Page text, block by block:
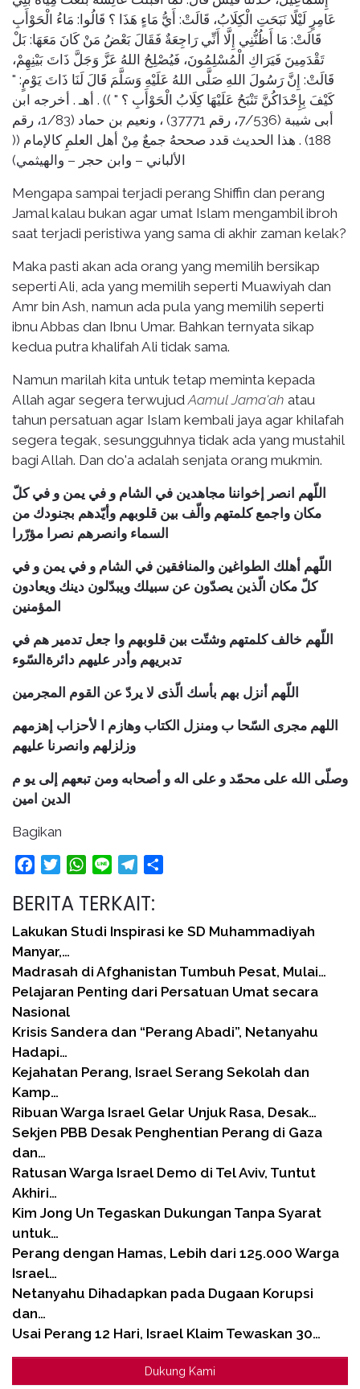
عَامِرٍ لَيْلًا نَبَحَتِ الْكِلَابُ، قَالَتْ: أَيُّ مَاءٍ هَذَا ؟ قَالُوا: مَاءُ الْحَوْأَبِ
قَالَتْ: مَا أَظُنُّنِي إِلَّا أَنِّي رَاجِعَةٌ فَقَالَ بَعْضُ مَنْ كَانَ مَعَهَا: بَلْ
تَقْدَمِينَ فَيَرَاكِ الْمُسْلِمُونَ، فَيُصْلِحُ اللهُ عَزَّ وَجَلَّ ذَاتَ بَيْنِهِمْ،
قَالَتْ: إِنَّ رَسُولَ اللهِ صَلَّى اللهُ عَلَيْهِ وَسَلَّمَ قَالَ لَنَا ذَاتَ يَوْمٍ: "
كَيْفَ بِإِحْدَاكُنَّ تَنْبَحُ عَلَيْهَا كِلَابُ الْحَوْأَبِ ؟ " )) . أهـ . أخرجه ابن
أبى شيبة (7/536، رقم 37771) ، ونعيم بن حماد (1/83، رقم
188) . هذا الحديث قدد صححهُ جمعٌ مِنْ أهل العلمِ كالإمام ((
الألباني – وابن حجر – والهيثمي)
Mengapa sampai terjadi perang Shiffin dan perang
Jamal kalau bukan agar umat Islam mengambil ibroh
saat terjadi peristiwa yang sama di akhir zaman kelak?
Maka pasti akan ada orang yang memilih bersikap
seperti Ali, ada yang memilih seperti Muawiyah dan
Amr bin Ash, namun ada pula yang memilih seperti
ibnu Abbas dan Ibnu Umar. Bahkan ternyata sikap
kedua putra khalifah Ali tidak sama.
Namun marilah kita untuk tetap meminta kepada
Allah agar segera terwujud Aamul Jama'ah atau
tahun persatuan agar Islam kembali jaya agar khilafah
segera tegak, sesungguhnya tidak ada yang mustahil
bagi Allah. Dan do'a adalah senjata orang mukmin.
اللّهم انصر إخواننا مجاهدين في الشام و في يمن و في كلّ
مكان واجمع كلمتهم والّف بين قلوبهم وأيّدهم بجنودك من
السماء وانصرهم نصرا مؤرّرا
اللّهم أهلك الطواغين والمنافقين في الشام و في يمن و في
كلّ مكان الّذين يصدّون عن سبيلك ويبدّلون دينك ويعادون
المؤمنين
اللّهم خالف كلمتهم وشتّت بين قلوبهم وا جعل تدمير هم في
تدبريهم وأدر عليهم دائرةالسّوء
اللّهم أنزل بهم بأسك الّذى لا يردّ عن القوم المجرمين
اللهم مجرى السّحا ب ومنزل الكتاب وهازم ا لأحزاب إهزمهم
وزلزلهم وانصرنا عليهم
وصلّى الله على محمّد و على اله و أصحابه ومن تبعهم إلى يو م
الدين امين
Bagikan
FacebookTwitterWhatsApp
Line Telegram
BERITA TERKAIT:
Lakukan Studi Inspirasi ke SD Muhammadiyah
Manyar,…
Madrasah di Afghanistan Tumbuh Pesat, Mulai…
Pelajaran Penting dari Persatuan Umat secara
Nasional
Krisis Sandera dan “Perang Abadi”, Netanyahu
Hadapi…
Kejahatan Perang, Israel Serang Sekolah dan
Kamp…
Ribuan Warga Israel Gelar Unjuk Rasa, Desak…
Sekjen PBB Desak Penghentian Perang di Gaza
dan…
Ratusan Warga Israel Demo di Tel Aviv, Tuntut
Akhiri…
Kim Jong Un Tegaskan Dukungan Tanpa Syarat
untuk…
Perang dengan Hamas, Lebih dari 125.000 Warga
Israel…
Netanyahu Dihadapkan pada Dugaan Korupsi
dan…
Usai Perang 12 Hari, Israel Klaim Tewaskan 30…
Dukung Kami